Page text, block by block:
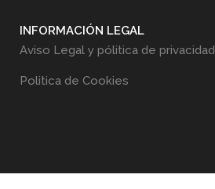
INFORMACIÓN LEGAL
Aviso Legal y pólitica de privacidad
Politica de Cookies